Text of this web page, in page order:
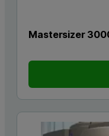
Mastersizer